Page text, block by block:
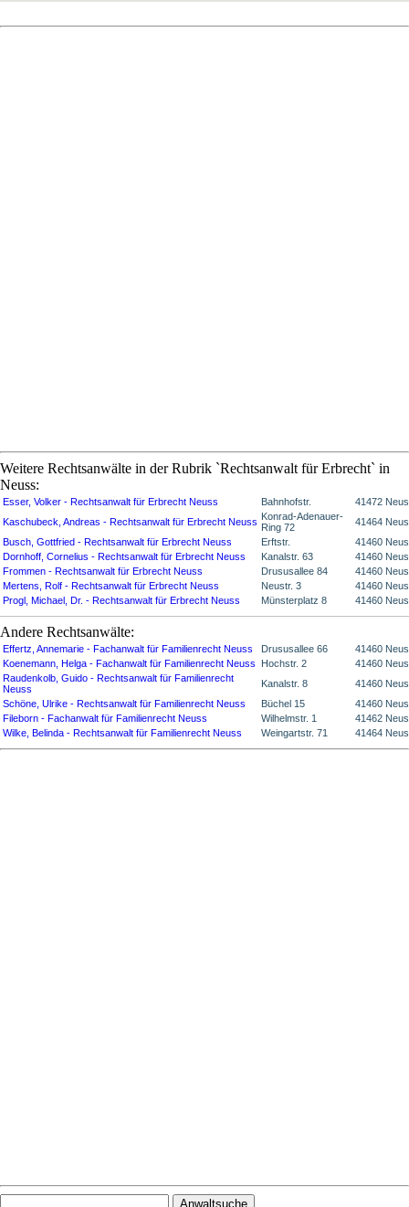
Weitere Rechtsanwälte in der Rubrik `Rechtsanwalt für Erbrecht` in
Neuss:
Esser, Volker - Rechtsanwalt für Erbrecht Neuss Bahnhofstr.
41472
Kaschubeck, Andreas - Rechtsanwalt für Erbrecht Neuss Konrad-Adenauer-
Ring 72
41464
Busch, Gottfried - Rechtsanwalt für Erbrecht Neuss
Erftstr.
41460
Dornhoff, Cornelius - Rechtsanwalt für Erbrecht Neuss
Kanalstr. 63
41460
Frommen - Rechtsanwalt für Erbrecht Neuss
Drususallee 84
41460
Mertens, Rolf - Rechtsanwalt für Erbrecht Neuss
Neustr. 3
41460
Progl, Michael, Dr. - Rechtsanwalt für Erbrecht Neuss
Münsterplatz 8 41460
Andere Rechtsanwälte:
Effertz, Annemarie - Fachanwalt für Familienrecht Neuss Drususallee 66
41460
Koenemann, Helga - Fachanwalt für Familienrecht Neuss
Hochstr. 2
41460
Raudenkolb, Guido - Rechtsanwalt für Familienrecht
Neuss
Kanalstr. 8
41460
Schöne, Ulrike - Rechtsanwalt für Familienrecht Neuss
Büchel 15
41460
Fileborn - Fachanwalt für Familienrecht Neuss
Wilhelmstr. 1
41462
Wilke, Belinda - Rechtsanwalt für Familienrecht Neuss
Weingartstr. 71 41464